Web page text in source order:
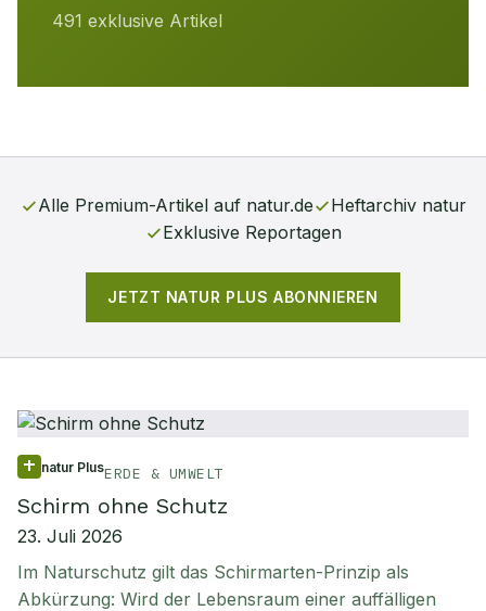
491 exklusive Artikel
Alle Premium-Artikel auf natur.de
Heftarchiv natur
Exklusive Reportagen
JETZT NATUR PLUS ABONNIEREN
Aktuelle natur Plus
natur PlusERDE & UMWELT
Schirm ohne Schutz
23. Juli 2026
Im Naturschutz gilt das Schirmarten-Prinzip als
Abkürzung: Wird der Lebensraum einer auffälligen